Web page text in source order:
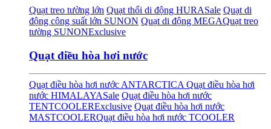
Quạt treo tường lớn Quạt thổi di động HURASale Quạt di
động công suất lớn SUNON Quạt di động MEGAQuạt treo
tường SUNONExclusive
Quạt điều hòa hơi nước
Quạt điều hòa hơi nước ANTARCTICA Quạt điều hòa hơi
nước HIMALAYASale Quạt điều hòa hơi nước
TENTCOOLERExclusive Quạt điều hòa hơi nước
MASTCOOLERQuạt điều hòa hơi nước TCOOLER